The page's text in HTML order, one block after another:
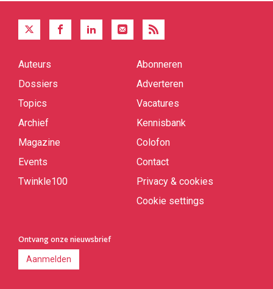
Quick
Auteurs
Dossiers
Topics
Archief
Magazine
Events
Twinkle100
Abonneren
Adverteren
Vacatures
Kennisbank
Colofon
Contact
Privacy & cookies
Cookie settings
Ontvang onze nieuwsbrief
Aanmelden